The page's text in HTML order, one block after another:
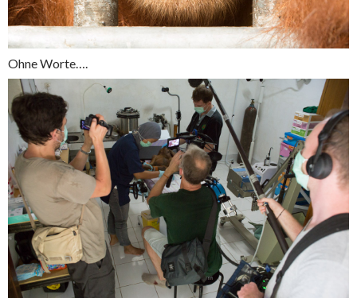
Ohne Worte….